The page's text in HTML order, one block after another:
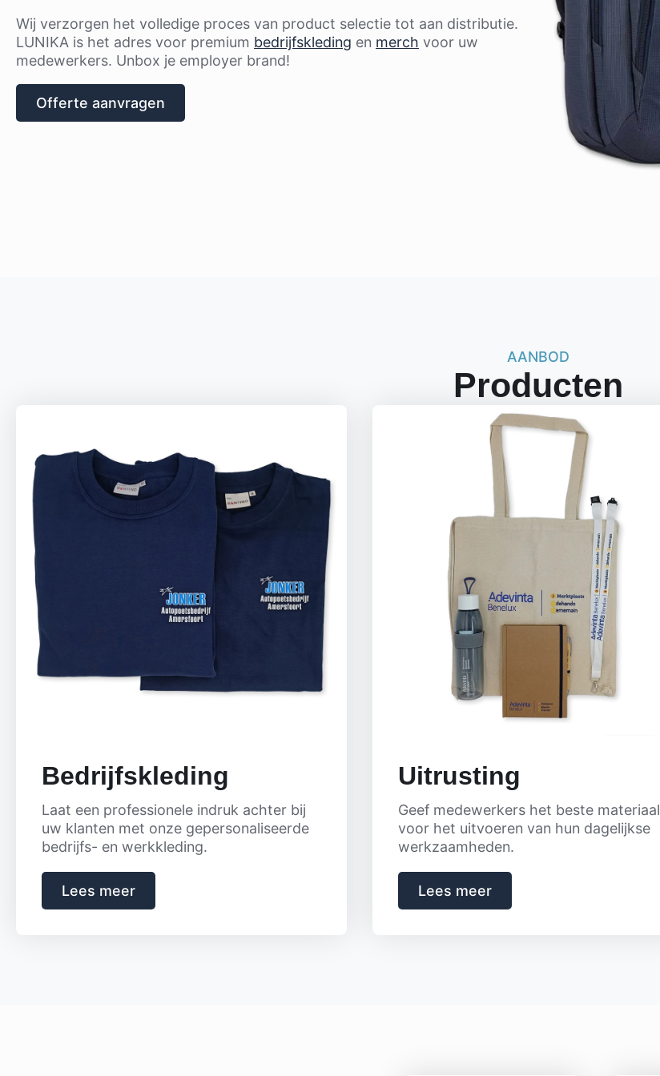
Wij verzorgen het volledige proces van product selectie tot aan distributie.
LUNIKA is het adres voor premium bedrijfskleding en merch voor uw
medewerkers. Unbox je employer brand!
Offerte aanvragen
AANBOD
Producten
Bedrijfskleding
Laat een professionele indruk achter bij
uw klanten met onze gepersonaliseerde
bedrijfs- en werkkleding.
Lees meer
Uitrusting
Geef medewerkers het beste materiaal
voor het uitvoeren van hun dagelijkse
werkzaamheden.
Lees meer